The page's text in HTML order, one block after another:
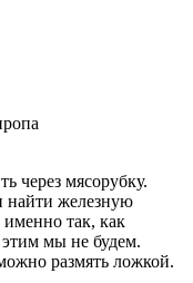
через мясорубку.
железную
так, как
мы не будем.
размять ложкой.